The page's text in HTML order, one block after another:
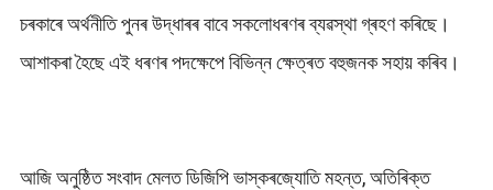
চৰকাৰে অৰ্থনীতি পুনৰ উদ্ধাৰৰ বাবে সকলোধৰণৰ ব্যৱস্থা গ্ৰহণ কৰিছে।
আশাকৰা হৈছে এই ধৰণৰ পদক্ষেপে বিভিন্ন ক্ষেত্ৰত বহুজনক সহায় কৰিব।
আজি অনুষ্ঠিত সংবাদ মেলত ডিজিপি ভাস্কৰজ্যোতি মহন্ত, অতিৰিক্ত